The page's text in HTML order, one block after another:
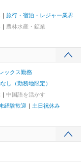
旅行・宿泊・レジャー業界
農林水産・鉱業
ックス勤務
し（勤務地限定）
中国語を活かす
経験歓迎
土日祝休み